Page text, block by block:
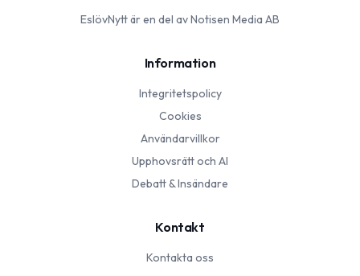
EslövNyttär en del av Notisen Media AB
Information
Integritetspolicy
Cookies
Användarvillkor
Upphovsrätt och AI
Debatt & Insändare
Kontakt
Kontakta oss